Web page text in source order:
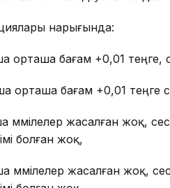
нарығында:
орташа бағам +0,01 теңге,
орташа бағам +0,01 теңге
мәмілелер жасалған жоқ,
болған жоқ,
мәмілелер жасалған жоқ,